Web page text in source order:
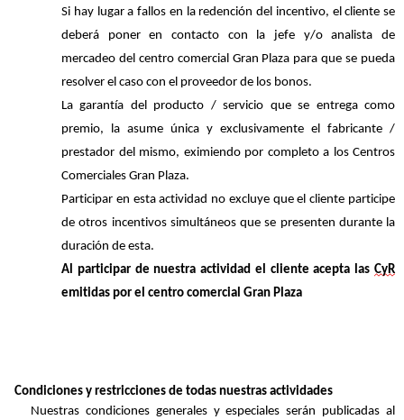
Si hay lugar a fallos en laredención del incentivo, elcliente se
deberá poner en contacto con la jefe y/o analista de
mercadeo del centro comercial Gran Plaza para que se pueda
resolver el caso con el proveedor de los bonos.
La garantía del producto / servicio que se entrega como
premio, la asume única y exclusivamente el
fabricante /
prestador del mismo, eximiendo por completo a los Centros
Comerciales Gran Plaza.
Participar en esta actividad no excluye que el cliente participe
de otros incentivos simultáneos que se presenten durante la
duración de esta.
Al participar de nuestra actividad el cliente acepta las CyR
emitidas por el centro comercial Gran Plaza
Condiciones y restricciones de todas nuestras actividades
Nuestras condiciones generales y especiales serán publicadas al